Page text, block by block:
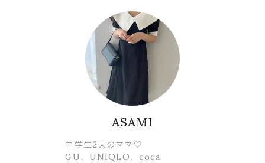
ASAMI
中学生2人のママ🤍
GU、UNIQLO、coca